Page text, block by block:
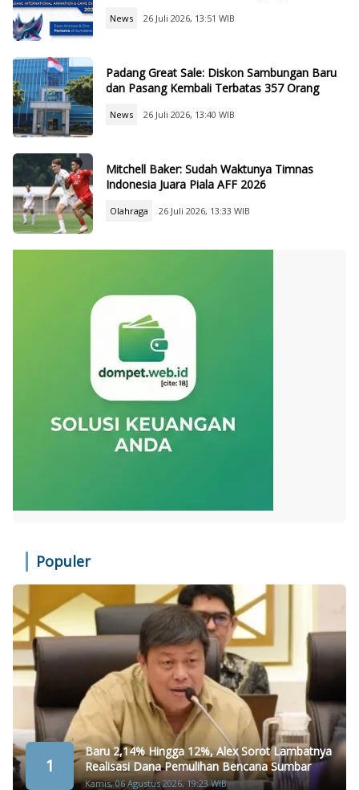
News 26 Juli 2026, 13:51 WIB
Padang Great Sale: Diskon Sambungan Baru
dan Pasang Kembali Terbatas 357 Orang
News 26 Juli 2026, 13:40 WIB
Mitchell Baker: Sudah Waktunya Timnas
Indonesia Juara Piala AFF 2026
Olahraga 26 Juli 2026, 13:33 WIB
Populer
1
Baru 2,14% Hingga 12%, Alex Sorot Lambatnya
Realisasi Dana Pemulihan Bencana Sumbar
Kamis, 06 Agustus 2026, 19:23 WIB